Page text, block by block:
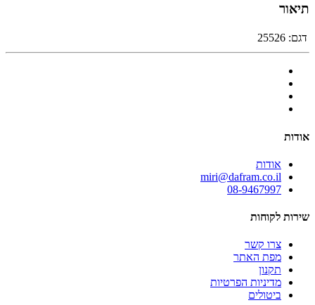
תיאור
דגם: 25526
אודות
אודות
miri@dafram.co.il
08-9467997
שירות לקוחות
צרו קשר
מפת האתר
תקנון
מדיניות הפרטיות
ביטולים